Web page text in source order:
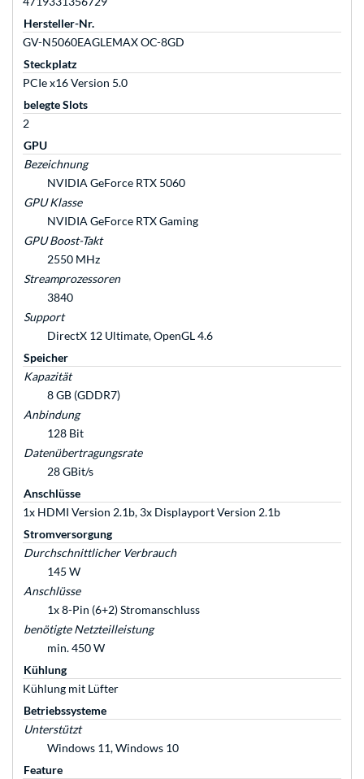
Hersteller-Nr.
GV-N5060EAGLEMAX OC-8GD
Steckplatz
PCIe x16 Version 5.0
belegte Slots
2
GPU
Bezeichnung
NVIDIA GeForce RTX 5060
GPU Klasse
NVIDIA GeForce RTX Gaming
GPU Boost-Takt
2550 MHz
Streamprozessoren
3840
Support
DirectX 12 Ultimate, OpenGL 4.6
Speicher
Kapazität
8 GB (GDDR7)
Anbindung
128 Bit
Datenübertragungsrate
28 GBit/s
Anschlüsse
1x HDMI Version 2.1b, 3x Displayport Version 2.1b
Stromversorgung
Durchschnittlicher Verbrauch
145 W
Anschlüsse
1x 8-Pin (6+2) Stromanschluss
benötigte Netzteilleistung
min. 450 W
Kühlung
Kühlung mit Lüfter
Betriebssysteme
Unterstützt
Windows 11, Windows 10
Feature